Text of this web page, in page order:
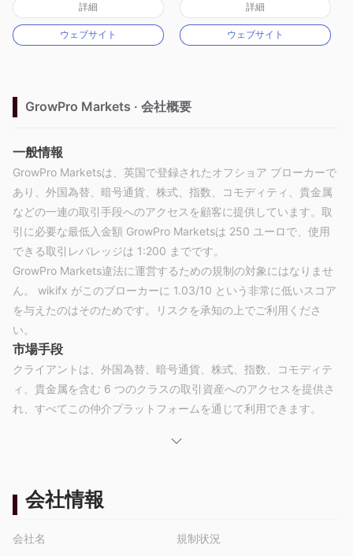
マーケットメイキングライセンス（MM）
MT4フルライセンス
詳細
ウェブサイト
マーケットメイキングライセンス（MM）
MT4フルライセンス
詳細
ウェブサイト
GrowPro Markets · 会社概要
一般情報
GrowPro Marketsは、英国で登録されたオフショア ブローカーで
あり、外国為替、暗号通貨、株式、指数、コモディティ、貴金属
などの一連の取引手段へのアクセスを顧客に提供しています。取
引に必要な最低入金額 GrowPro Marketsは 250 ユーロで、使用
できる取引レバレッジは 1:200 までです。
GrowPro Markets違法に運営するための規制の対象にはなりませ
ん。 wikifx がこのブローカーに 1.03/10 という非常に低いスコア
を与えたのはそのためです。リスクを承知の上でご利用くださ
い。
市場手段
クライアントは、外国為替、暗号通貨、株式、指数、コモディテ
ィ、貴金属を含む 6 つのクラスの取引資産へのアクセスを提供さ
れ、すべてこの仲介プラットフォームを通じて利用できます。
Standard、Bronze、Silver、Gold、Platinum、Diamond のアカ
プションです。最低入金額は、口座の種類によって異なります。
スタンダード口座は 250 ユーロから、ブロンズ口座は 2500 ユ
50,000 ユーロから、プラチナ口座は 200,000 ユーロから、ダイ
会社情報
会社名
規制状況